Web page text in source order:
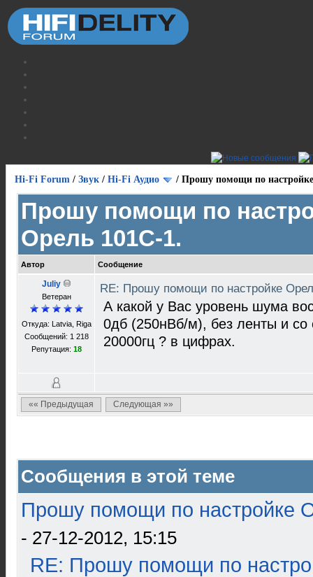
Hi-Fi Forum / Звук / Hi-Fi Аудио / Прошу помощи по
Прошу помощи по
Орель 101С-1.
Автор Сообщение
Juliy
Ветеран
Откуда: Latvia, Riga
Сообщений: 1 218
Репутация: 18
RE: Прошу помощи по настройке
А какой у Вас уровень шума
0дб (250нВб/м), без ленты и со
20000гц ? в цифрах.
«« Предыдущая Следующая »»
Сообщения в этой теме
Прошу помощи по настройке
- 27-12-2012, 15:15
RE: Прошу помощи по